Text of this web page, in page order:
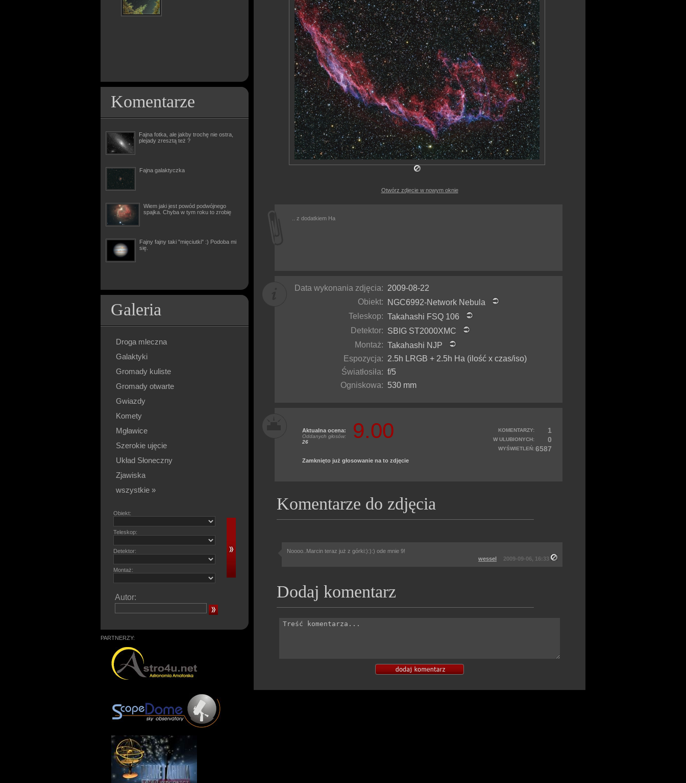
Komentarze
Fajna fotka, ale jakby trochę nie ostra,
plejady zresztą też ?
Fajna galaktyczka
Wiem jaki jest powód podwójnego
spajka. Chyba w tym roku to zrobię
Fajny fajny taki "mięciutki" :) Podoba mi
się.
Galeria
Droga mleczna
Galaktyki
Gromady kuliste
Gromady otwarte
Gwiazdy
Komety
Mgławice
Szerokie ujęcie
Układ Słoneczny
Zjawiska
wszystkie »
Obiekt:
Teleskop:
Detektor:
Montaż:
Autor:
PARTNERZY:
Otwórz zdjęcie w nowym oknie
.. z dodatkiem Ha
Data wykonania zdjęcia: 2009-08-22
Obiekt:
NGC6992-Network Nebula
Teleskop: Takahashi FSQ 106
Detektor: SBIG ST2000XMC
Montaż: Takahashi NJP
Espozycja: 2.5h LRGB + 2.5h Ha (ilość x czas/iso)
Światłosiła: f/5
Ogniskowa: 530 mm
9.00
Aktualna ocena:
Oddanych głosów:
26
Zamknięto już głosowanie na to zdjęcie
KOMENTARZY: 1
W ULUBIONYCH: 0
WYŚWIETLEŃ:6587
Komentarze do zdjęcia
Noooo..Marcin teraz już z górki:):):) ode mnie 9!
wessel
2009-09-06, 16:33
Dodaj komentarz